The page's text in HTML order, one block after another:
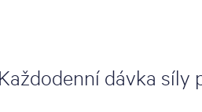
dávka síly